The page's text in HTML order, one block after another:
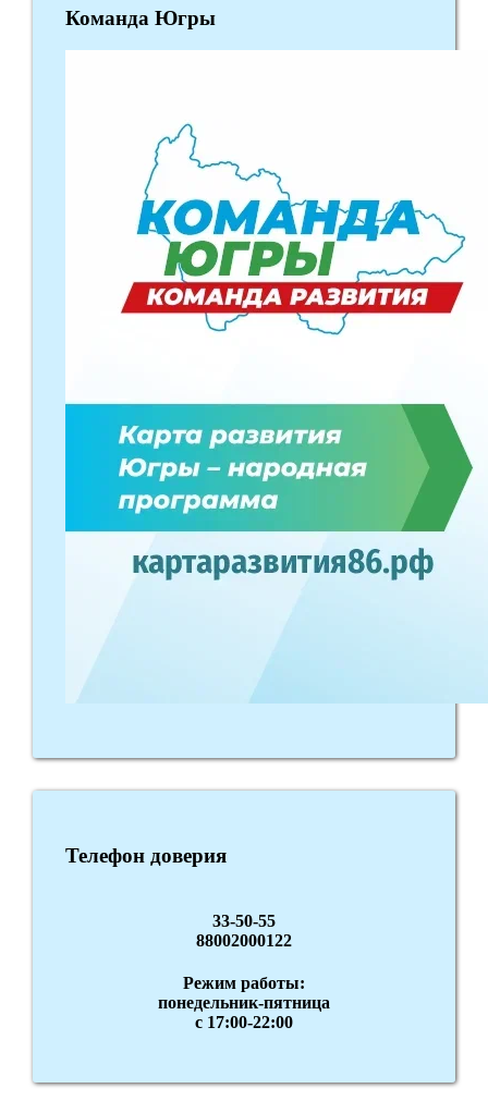
Команда Югры
Телефон доверия
33-50-55
88002000122
Режим работы:
понедельник-пятница
с 17:00-22:00